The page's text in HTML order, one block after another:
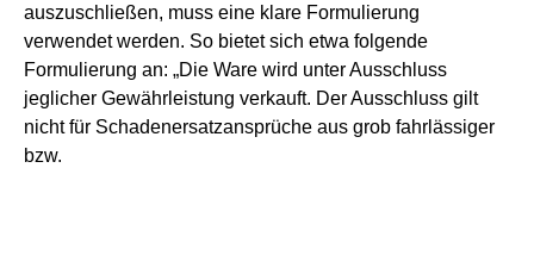
auszuschließen, muss eine klare Formulierung
verwendet werden. So bietet sich etwa folgende
Formulierung an: „Die Ware wird unter Ausschluss
jeglicher Gewährleistung verkauft. Der Ausschluss gilt
nicht für Schadenersatzansprüche aus grob fahrlässiger
bzw.